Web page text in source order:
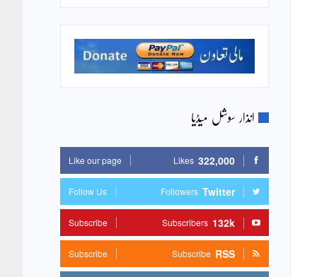
انذار سوشل میڈیا
322,000
Likes
Like our page
Twitter
Followers
Follow Us
132k
Subscribers
Subscribe
RSS
Subscribe
Subscribe